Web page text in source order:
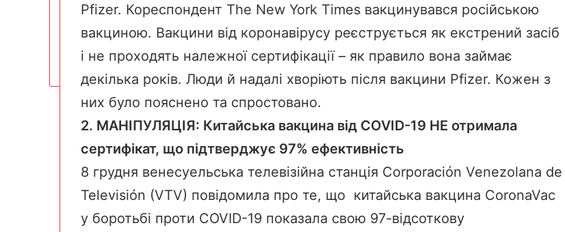
Pfizer. Кореспондент The New York Times вакцинувався російською
вакциною. Вакцини від коронавірусу реєструється як екстрений засіб
і не проходять належної сертифікації – як правило вона займає
декілька років. Люди й надалі хворіють після вакцини Pfizer. Кожен з
них було пояснено та спростовано.
2. МАНІПУЛЯЦІЯ: Китайська вакцина від COVID-19 НЕ отримала
сертифікат, що підтверджує 97% ефективність
8 грудня венесуельська телевізійна станція Corporación Venezolana de
Televisión (VTV) повідомила про те, що китайська вакцина CoronaVac
у боротьбі проти COVID-19 показала свою 97-відсоткову